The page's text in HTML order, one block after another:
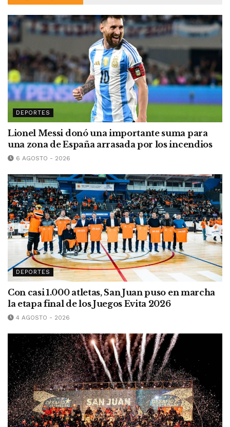
DEPORTES
Lionel Messi donó una importante suma para
una zona de España arrasada por los incendios
6 AGOSTO - 2026
DEPORTES
Con casi 1.000 atletas, San Juan puso en marcha
la etapa final de los Juegos Evita 2026
4 AGOSTO - 2026